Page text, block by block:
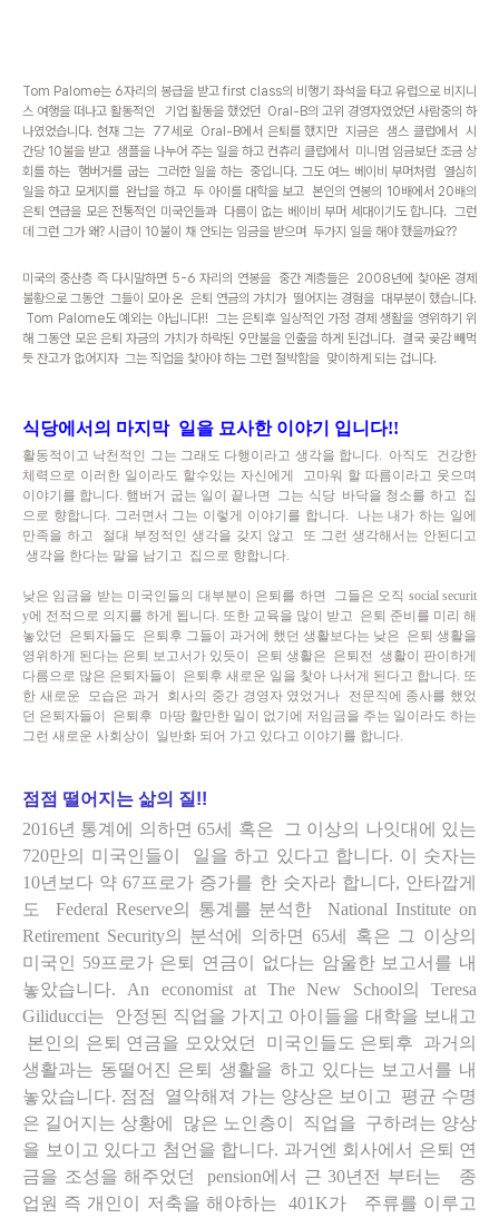
Tom Palome는 6자리의 봉급을 받고 first class의 비행기 좌석을 타고 유럽으로 비지니
스 여행을 떠나고 활동적인 기업 활동을 했었던 Oral-B의 고위 경영자였었던 사람중의 하
나였었습니다. 현재 그는 77세로 Oral-B에서 은퇴를 했지만 지금은 샘스 클럽에서 시
간당 10불을 받고 샘플을 나누어 주는 일을 하고 컨츄리 클럽에서 미니멈 임금보단 조금 상
회를 하는 햄버거를 굽는 그러한 일을 하는 중입니다. 그도 여느 베이비 부머처럼 열심히
일을 하고 모게지를 완납을 하고 두 아이를 대학을 보고 본인의 연봉의 10배에서 20배의
은퇴 연급을 모은 전통적인 미국인들과 다름이 없는 베이비 부머 세대이기도 합니다. 그런
데 그런 그가 왜? 시급이 10불이 채 안되는 임금을 받으며 두가지 일을 해야 했을까요??
미국의 중산층 즉 다시말하면 5-6 자리의 연봉을 중간 계층들은 2008년에 찿아온 경제
불황으로 그동안 그들이 모아 온 은퇴 연금의 가치가 떨어지는 경험을 대부분이 했습니다.
Tom Palome도 예외는 아닙니다!! 그는 은퇴후 일상적인 가정 경제 생활을 영위하기 위
해그동안 모은 은퇴 자금의 가치가 하락된 9만불을 인출을 하게 된겁니다. 결국 곶감 빼먹
듯 잔고가 없어지자 그는 직업을 찿아야 하는 그런 절박함을 맞이하게 되는 겁니다.
식당에서의 마지막 일을 묘사한 이야기 입니다!!
활동적이고 낙천적인 그는 그래도 다행이라고 생각을 합니다. 아직도 건강한
체력으로 이러한 일이라도 할수있는 자신에게 고마워 할 따름이라고 웃으며
이야기를 합니다. 햄버거 굽는 일이 끝나면 그는 식당 바닥을 청소를 하고 집
으로 향합니다. 그러면서 그는 이렇게 이야기를 합니다. 나는 내가 하는 일에
만족을 하고 절대 부정적인 생각을 갖지 않고 또 그런 생각해서는 안된디고
생각을 한다는 말을 남기고 집으로 향합니다.
낮은 임금을 받는 미국인들의 대부분이 은퇴를 하면 그들은 오직 social securit
y에 전적으로 의지를 하게 됩니다. 또한 교육을 많이 받고 은퇴 준비를 미리 해
놓았던 은퇴자들도 은퇴후 그들이 과거에 했던 생활보다는 낮은 은퇴 생활을
영위하게 된다는 은퇴 보고서가 있듯이 은퇴 생활은 은퇴전 생활이 판이하게
다름으로 많은 은퇴자들이 은퇴후 새로운 일을 찿아 나서게 된다고 합니다. 또
한 새로운 모습은 과거 회사의 중간 경영자 였었거나 전문직에 종사를 했었
던 은퇴자들이 은퇴후 마땅 할만한 일이 없기에 저임금을 주는 일이라도 하는
그런 새로운 사회상이 일반화 되어 가고 있다고 이야기를 합니다.
점점 떨어지는 삶의 질!!
2016년 통계에 의하면 65세 혹은 그 이상의 나잇대에 있는
720만의 미국인들이 일을 하고 있다고 합니다. 이 숫자는
10년보다 약 67프로가 증가를 한 숫자라 합니다, 안타깝게
도 Federal Reserve의 통계를 분석한 National Institute on
Retirement Security의 분석에 의하면 65세 혹은 그 이상의
미국인 59프로가 은퇴 연금이 없다는 암울한 보고서를 내
놓았습니다. An economist at The New School의Teresa
Giliducci는 안정된 직업을 가지고 아이들을 대학을 보내고
본인의 은퇴 연금을 모았었던 미국인들도 은퇴후 과거의
생활과는 동떨어진 은퇴 생활을 하고 있다는 보고서를 내
놓았습니다. 점점 열악해져 가는 양상은 보이고 평균 수명
은 길어지는 상황에 많은 노인층이 직업을 구하려는 양상
을 보이고 있다고 첨언을 합니다. 과거엔 회사에서 은퇴 연
금을 조성을 해주었던 pension에서 근 30년전 부터는 종
업원 즉 개인이 저축을 해야하는 401K가 주류를 이루고